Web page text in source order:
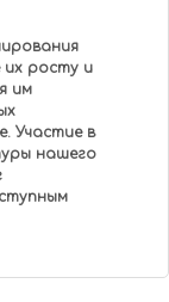
их росту и
им
Участие в
нашего